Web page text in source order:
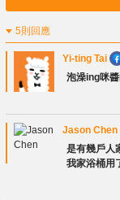
5則回應
Yi-ting Tai
泡澡ing咪
Jason Chen
是有幾戶人
我家浴桶用